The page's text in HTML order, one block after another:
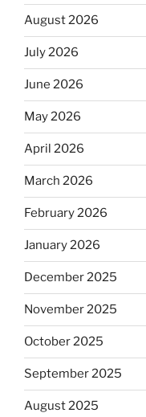
August 2026
July 2026
June 2026
May 2026
April 2026
March 2026
February 2026
January 2026
December 2025
November 2025
October 2025
September 2025
August 2025